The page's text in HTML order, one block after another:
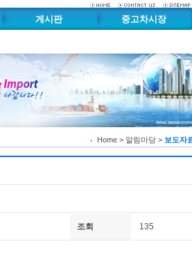
게시판
자유게시판
중고차시장
중고부품시고팔구
부품카달로그
Home > 알림마당 > 보도자
조회 135